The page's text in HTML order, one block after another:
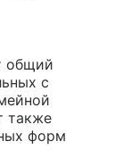
общий
с
также
форм